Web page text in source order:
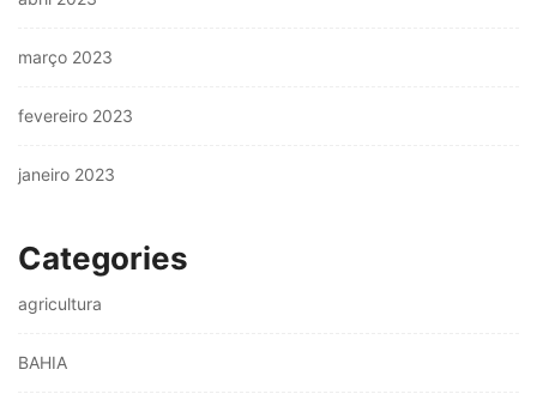
março 2023
fevereiro 2023
janeiro 2023
Categories
agricultura
BAHIA